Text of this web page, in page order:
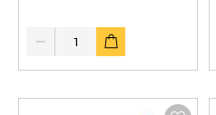
Quantity